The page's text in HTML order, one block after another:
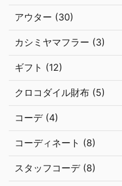
アウター (30)
カシミヤマフラー (3)
ギフト (12)
クロコダイル財布 (5)
コーデ (4)
コーディネート (8)
スタッフコーデ (8)